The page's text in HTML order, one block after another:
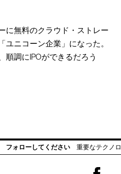
に無料のクラウド・ストレー
ニコーン企業」になった。
順調にIPOができるだろう
フォローしてください 重要なテクノ